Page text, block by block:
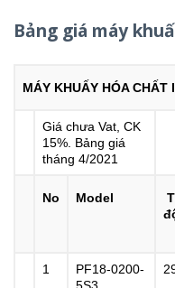
Bảng giá máy
MÁY KHUẤY HÓA CHẤT
Giá chưa Vat, CK
15%. Bảng giá
tháng 4/2021
No Model
1
PF18-0200-
5S3